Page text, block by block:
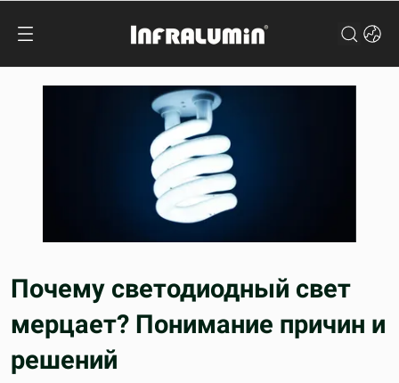
Почему светодиодный свет
мерцает? Понимание причин и
решений